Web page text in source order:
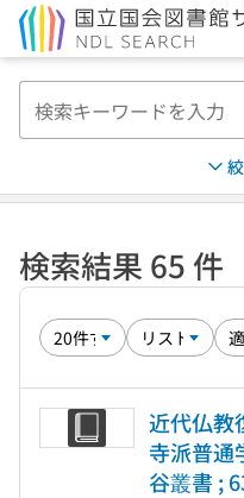
検索結果 65 件
近代仏教
寺派普通
谷叢書 ;